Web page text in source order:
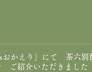
おかえり」にて 茶六別
ご紹介いただきました